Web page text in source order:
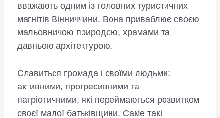
вважають одним із головних туристичних
магнітів Вінниччини. Вона приваблює своєю
мальовничою природою, храмами та
давньою архітектурою.
Славиться громада і своїми людьми:
активними, прогресивними та
патріотичними, які переймаються розвитком
своєї малої батьківщини. Саме такі